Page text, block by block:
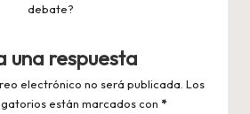
debate?
una respuesta
electrónico no será publicada. Los
están marcados con *